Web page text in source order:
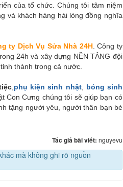
của tổ chức. Chúng tôi tâm niệm
và khách hàng hài lòng đồng nghĩa
ty Dịch Vụ Sửa Nhà 24H. Công ty
24h và xây dựng NỀN TẢNG đội
thành trong cả nước.
,phụ kiện sinh nhật, bóng sinh
Con Cưng chúng tôi sẽ giúp bạn có
tặng người yêu, người thân bạn bè
Tác giả bài viết: nguyevu
mà không ghi rõ nguồn